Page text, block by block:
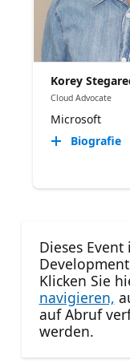
Korey
Cloud Advocate
Microsoft
Biografie
Dieses
Klicken Sie
navigieren,
auf Abruf
werden.